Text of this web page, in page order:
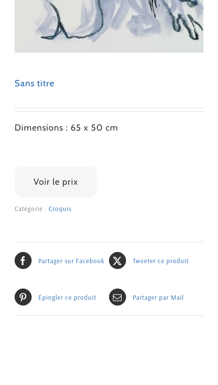
Sans titre
Dimensions : 65 x 50 cm
Voir le prix
100 €
Catégorie : Croquis
Partager sur Facebook Tweeter ce produit
Épingler ce produit Partager par Mail